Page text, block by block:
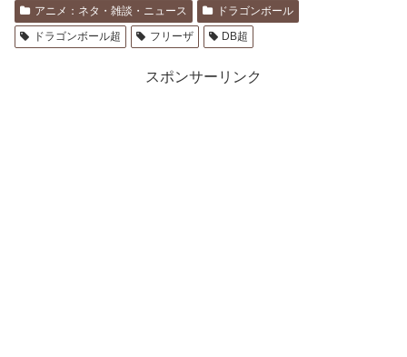
アニメ：ネタ・雑談・ニュース
ドラゴンボール
ドラゴンボール超
フリーザ DB超
スポンサーリンク